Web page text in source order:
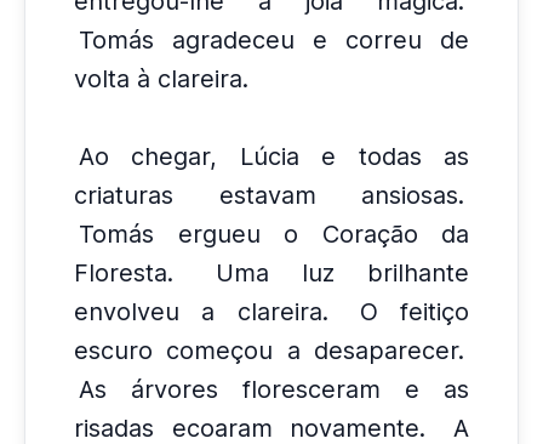
Tomás agradeceu e correu de
volta à clareira.
Ao chegar, Lúcia e todas as
criaturas estavam ansiosas.
Tomás ergueu o Coração da
Floresta.
Uma luz brilhante
envolveu a clareira.
O feitiço
escuro começou a desaparecer.
As árvores floresceram e as
risadas ecoaram novamente.
A